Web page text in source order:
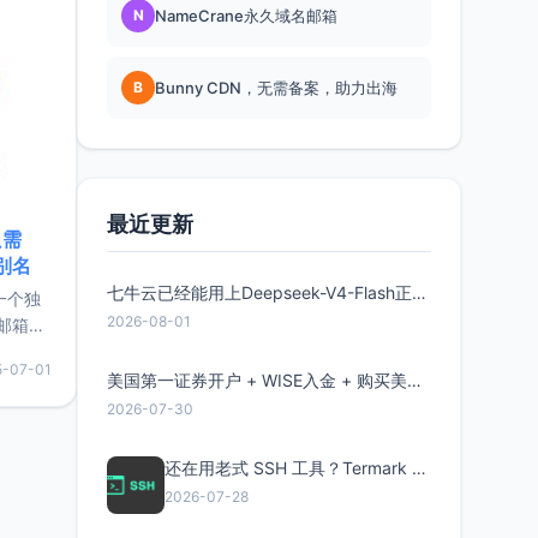
名
个独
箱等
较有
惠的
07-01
N NameCrane永久域名邮箱
B Bunny CDN，无需备案，助力出海
最近更新
七牛云已经能用上Deepseek-V4-Flash正式版了，点此领取300万Token
2026-08-01
美国第一证券开户 + WISE入金 + 购买美股全流程分享
2026-07-30
还在用老式 SSH 工具？Termark 新一代跨平台智能SSH客户端了解一下
2026-07-28